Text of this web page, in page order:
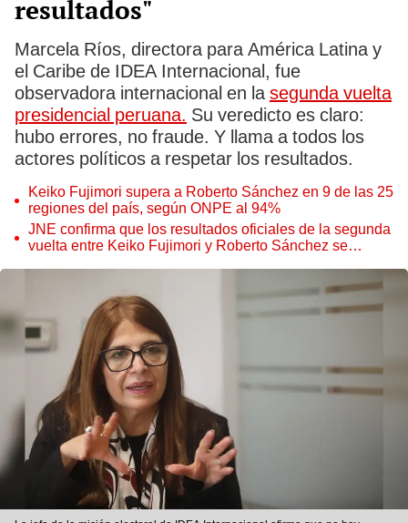
resultados"
Marcela Ríos, directora para América Latina y
el Caribe de IDEA Internacional, fue
observadora internacional en la segunda vuelta
presidencial peruana. Su veredicto es claro:
hubo errores, no fraude. Y llama a todos los
actores políticos a respetar los resultados.
Keiko Fujimori supera a Roberto Sánchez en 9 de las 25
regiones del país, según ONPE al 94%
JNE confirma que los resultados oficiales de la segunda
vuelta entre Keiko Fujimori y Roberto Sánchez se